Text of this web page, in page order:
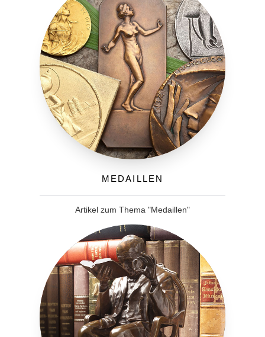
Medaillen
Artikel zum Thema "Medaillen"